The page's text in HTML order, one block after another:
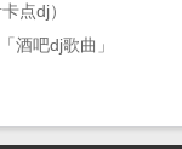
点dj）
酒吧dj歌曲」